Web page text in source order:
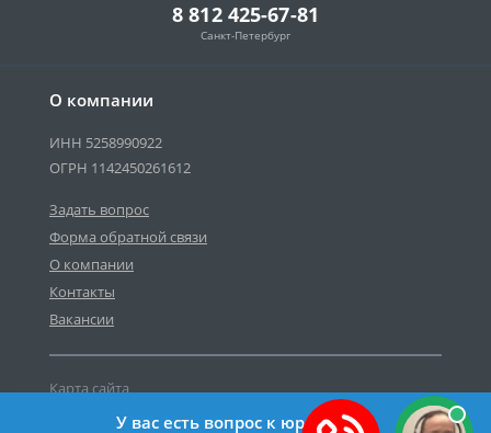
О компании
ИНН 5258990922
ОГРН 1142450261612
Задать вопрос
Форма обратной связи
О компании
Контакты
Вакансии
Карта сайта
Политика персональных данных
8 812 425-67-81
Санкт-Петербург
У вас есть вопрос к юристу?